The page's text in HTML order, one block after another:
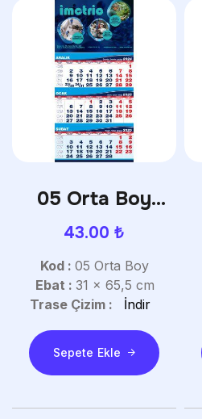
05 Orta Boy
Gemici Takvim
43.00 ₺
Kod : 05 Orta Boy
Ebat : 31 x 65,5 cm
Trase Çizim :
İndir
Sepete Ekle